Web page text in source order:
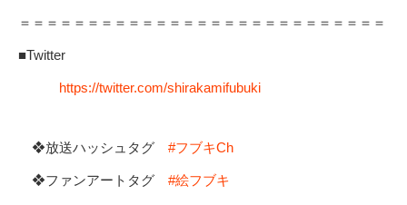
＝＝＝＝＝＝＝＝＝＝＝＝＝＝＝＝＝＝＝＝＝＝＝＝＝＝＝
■Twitter
https://twitter.com/shirakamifubuki
❖放送ハッシュタグ #フブキCh
❖ファンアートタグ #絵フブキ